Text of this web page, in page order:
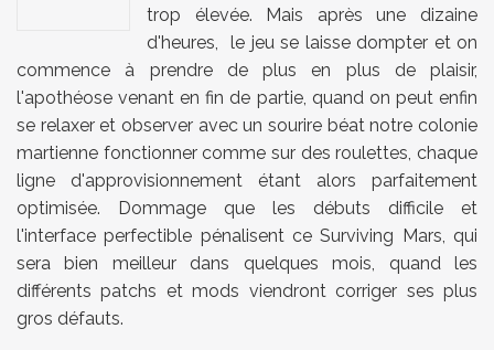
trop élevée. Mais après une dizaine
d'heures, le jeu se laisse dompter et on
commence à prendre de plus en plus de plaisir,
l'apothéose venant en fin de partie, quand on peut enfin
se relaxer et observer avec un sourire béat notre colonie
martienne fonctionner comme sur des roulettes, chaque
ligne d'approvisionnement étant alors parfaitement
optimisée. Dommage que les débuts difficile et
l'interface perfectible pénalisent ce Surviving Mars, qui
sera bien meilleur dans quelques mois, quand les
différents patchs et mods viendront corriger ses plus
gros défauts.